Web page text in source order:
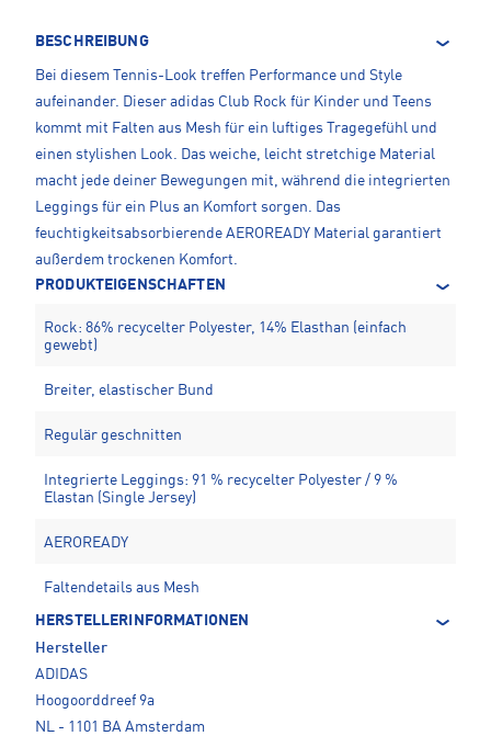
BESCHREIBUNG
Bei diesem Tennis-Look treffen Performance und Style
aufeinander. Dieser adidas Club Rock für Kinder und Teens
kommt mit Falten aus Mesh für ein luftiges Tragegefühl und
einen stylishen Look. Das weiche, leicht stretchige Material
macht jede deiner Bewegungen mit, während die integrierten
Leggings für ein Plus an Komfort sorgen. Das
feuchtigkeitsabsorbierende AEROREADY Material garantiert
außerdem trockenen Komfort.
PRODUKTEIGENSCHAFTEN
Rock: 86% recycelter Polyester, 14% Elasthan (einfach
gewebt)
Breiter, elastischer Bund
Regulär geschnitten
Integrierte Leggings: 91 % recycelter Polyester / 9 %
Elastan (Single Jersey)
AEROREADY
Faltendetails aus Mesh
HERSTELLERINFORMATIONEN
Hersteller
ADIDAS
Hoogoorddreef 9a
NL - 1101 BA Amsterdam